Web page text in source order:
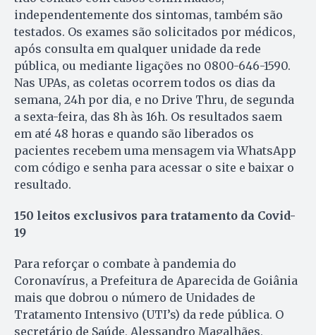
independentemente dos sintomas, também são
testados. Os exames são solicitados por médicos,
após consulta em qualquer unidade da rede
pública, ou mediante ligações no 0800-646-1590.
Nas UPAs, as coletas ocorrem todos os dias da
semana, 24h por dia, e no Drive Thru, de segunda
a sexta-feira, das 8h às 16h. Os resultados saem
em até 48 horas e quando são liberados os
pacientes recebem uma mensagem via WhatsApp
com código e senha para acessar o site e baixar o
resultado.
150 leitos exclusivos para tratamento da Covid-
19
Para reforçar o combate à pandemia do
Coronavírus, a Prefeitura de Aparecida de Goiânia
mais que dobrou o número de Unidades de
Tratamento Intensivo (UTI’s) da rede pública. O
secretário de Saúde, Alessandro Magalhães,